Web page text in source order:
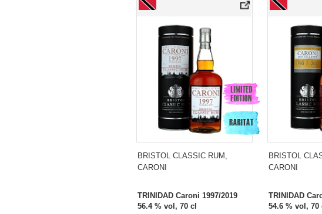
BRISTOL CLASSIC RUM,
CARONI
TRINIDAD Caroni 1997/2019
56.4 % vol, 70 cl
BRISTOL
CARONI
TRINIDAD
54.6 % vol, 70